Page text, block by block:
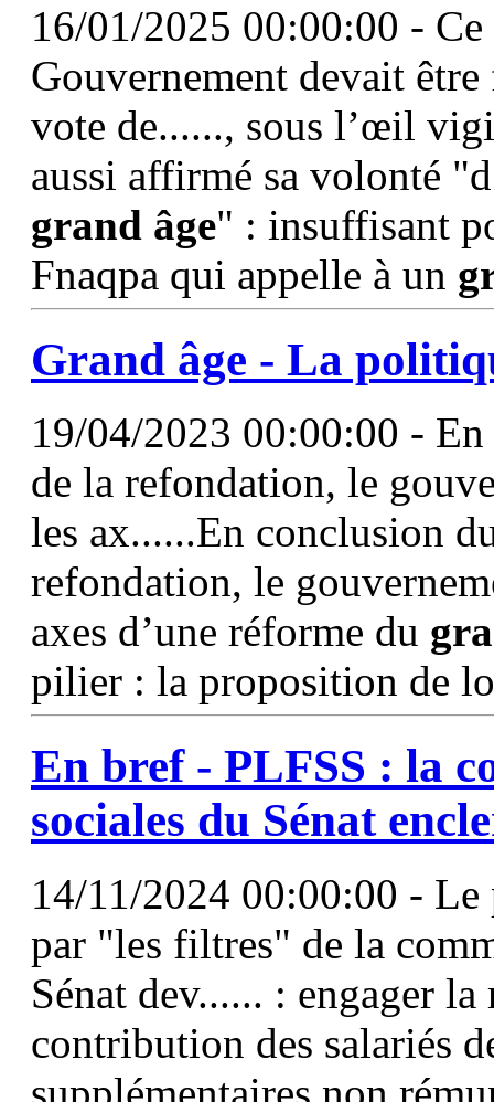
16/01/2025 00:00:00 -
Gouvernement devait
vote de......, sous l’œil
aussi affirmé sa volonté
grand âge" : insuffisant
Fnaqpa qui appelle à un
Grand âge - La
19/04/2023 00:00:00 -
de la refondation, le
les ax......En conclusion
refondation, le
axes d’une réforme du
pilier : la proposition de
En bref - PLFSS : la
sociales du Sénat
14/11/2024 00:00:00 - Le
par "les filtres" de la
Sénat dev...... : engager
contribution des salariés